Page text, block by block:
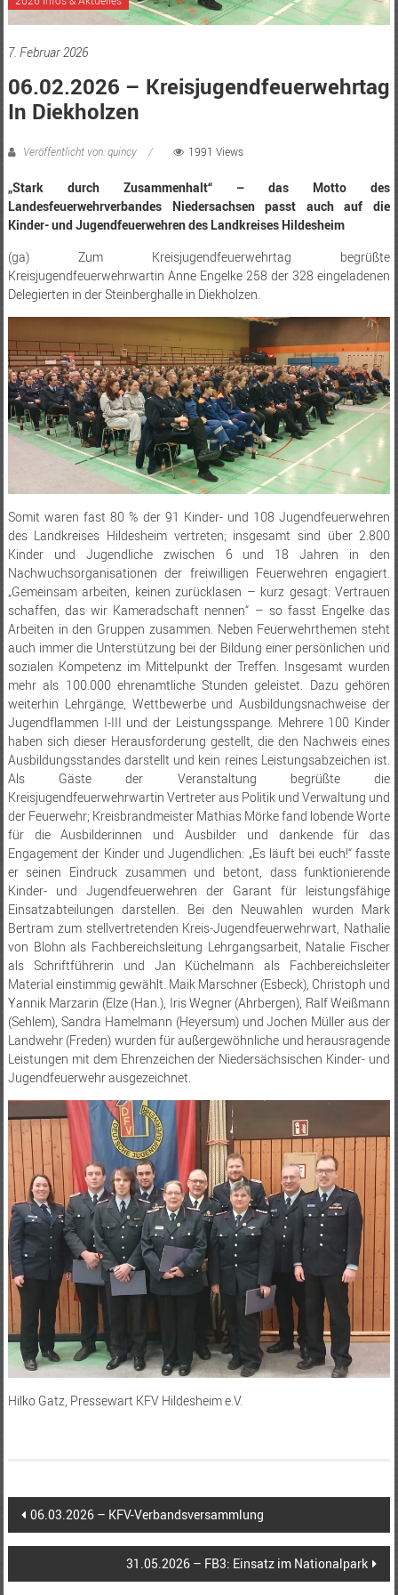
7. Februar 2026
06.02.2026 – Kreisjugendfeuerwehrtag
In Diekholzen
Veröffentlicht von: quincy 1991 Views
„Stark durch Zusammenhalt“ – das Motto des
Landesfeuerwehrverbandes Niedersachsen passt auch auf die
Kinder- und Jugendfeuerwehren des Landkreises Hildesheim
(ga) Zum Kreisjugendfeuerwehrtag begrüßte
Kreisjugendfeuerwehrwartin Anne Engelke 258 der 328 eingeladenen
Delegierten in der Steinberghalle in Diekholzen.
Somit waren fast 80 % der 91 Kinder- und 108 Jugendfeuerwehren
des Landkreises Hildesheim vertreten; insgesamt sind über 2.800
Kinder und Jugendliche zwischen 6 und 18 Jahren in den
Nachwuchsorganisationen der freiwilligen Feuerwehren engagiert.
„Gemeinsam arbeiten, keinen zurücklasen – kurz gesagt: Vertrauen
schaffen, das wir Kameradschaft nennen“ – so fasst Engelke das
Arbeiten in den Gruppen zusammen. Neben Feuerwehrthemen steht
auch immer die Unterstützung bei der Bildung einer persönlichen und
sozialen Kompetenz im Mittelpunkt der Treffen. Insgesamt wurden
mehr als 100.000 ehrenamtliche Stunden geleistet. Dazu gehören
weiterhin Lehrgänge, Wettbewerbe und Ausbildungsnachweise der
Jugendflammen I-III und der Leistungsspange. Mehrere 100 Kinder
haben sich dieser Herausforderung gestellt, die den Nachweis eines
Ausbildungsstandes darstellt und kein reines Leistungsabzeichen ist.
Als Gäste der Veranstaltung begrüßte die
Kreisjugendfeuerwehrwartin Vertreter aus Politik und Verwaltung und
der Feuerwehr; Kreisbrandmeister Mathias Mörke fand lobende Worte
für die Ausbilderinnen und Ausbilder und dankende für das
Engagement der Kinder und Jugendlichen: „Es läuft bei euch!“ fasste
er seinen Eindruck zusammen und betont, dass funktionierende
Kinder- und Jugendfeuerwehren der Garant für leistungsfähige
Einsatzabteilungen darstellen. Bei den Neuwahlen wurden Mark
Bertram zum stellvertretenden Kreis-Jugendfeuerwehrwart, Nathalie
von Blohn als Fachbereichsleitung Lehrgangsarbeit, Natalie Fischer
als Schriftführerin und Jan Küchelmann als Fachbereichsleiter
Material einstimmig gewählt. Maik Marschner (Esbeck), Christoph und
Yannik Marzarin (Elze (Han.), Iris Wegner (Ahrbergen), Ralf Weißmann
(Sehlem), Sandra Hamelmann (Heyersum) und Jochen Müller aus der
Landwehr (Freden) wurden für außergewöhnliche und herausragende
Leistungen mit dem Ehrenzeichen der Niedersächsischen Kinder- und
Jugendfeuerwehr ausgezeichnet.
Hilko Gatz, Pressewart KFV Hildesheim e.V.
Beitragsnavigation
06.03.2026 – KFV-Verbandsversammlung
31.05.2026 – FB3: Einsatz im Nationalpark